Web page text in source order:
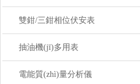
雙鉗/三鉗相位伏安表
抽油機(jī)多用表
電能質(zhì)量分析儀